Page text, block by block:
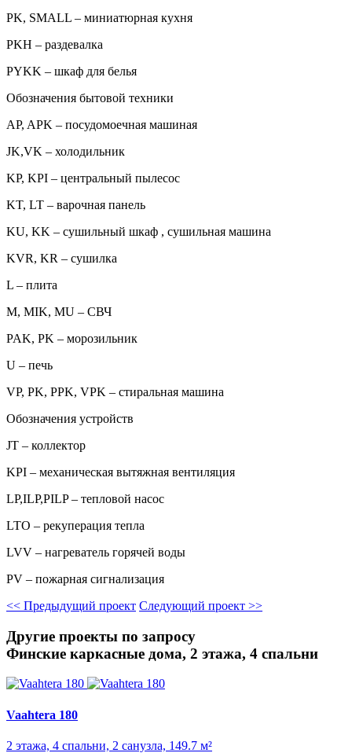
PK, SMALL – миниатюрная кухня
PKH – раздевалка
PYKK – шкаф для белья
Обозначения бытовой техники
AP, APK – посудомоечная машиная
JK,VK – холодильник
KP, KPI – центральный пылесос
KT, LT – варочная панель
KU, KK – сушильный шкаф , сушильная машина
KVR, KR – сушилка
L – плита
M, MIK, MU – СВЧ
PAK, PK – морозильник
U – печь
VP, PK, PPK, VPK – стиральная машина
Обозначения устройств
JT – коллектор
KPI – механическая вытяжная вентиляция
LP,ILP,PILP – тепловой насос
LTO – рекуперация тепла
LVV – нагреватель горячей воды
PV – пожарная сигнализация
<< Предыдущий проект Следующий проект >>
Другие проекты по запросу
Финские каркасные дома, 2 этажа, 4 спальни
Vaahtera 180
2 этажа, 4 спальни, 2 санузла, 149.7 м²